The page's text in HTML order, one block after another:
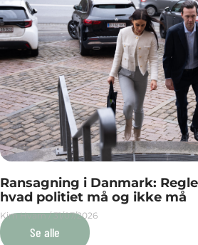
Se alle
Ransagning i Danmark:
hvad politiet må og ikke må
Kim Hvam 31/07/2026